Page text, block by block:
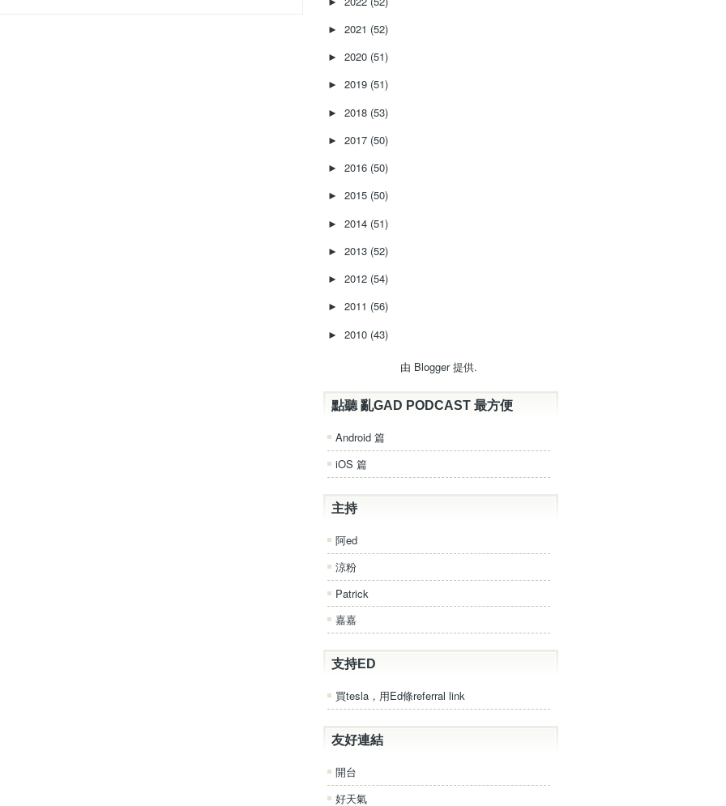
► 2021 (52)
► 2020 (51)
► 2019 (51)
► 2018 (53)
► 2017 (50)
► 2016 (50)
► 2015 (50)
► 2014 (51)
► 2013 (52)
► 2012 (54)
► 2011 (56)
► 2010 (43)
由 Blogger提供.
點聽 亂GAD PODCAST 最方便
Android 篇
iOS 篇
主持
阿ed
涼粉
Patrick
嘉嘉
支持ED
買tesla，用Ed條referral link
友好連結
開台
好天氣